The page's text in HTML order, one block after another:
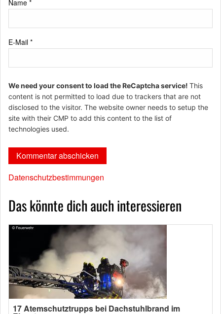
Name *
E-Mail *
We need your consent to load the ReCaptcha service! This
content is not permitted to load due to trackers that are not
disclosed to the visitor. The website owner needs to setup the
site with their CMP to add this content to the list of
technologies used.
Datenschutzbestimmungen
Das könnte dich auch interessieren
17 Atemschutztrupps bei Dachstuhlbrand im